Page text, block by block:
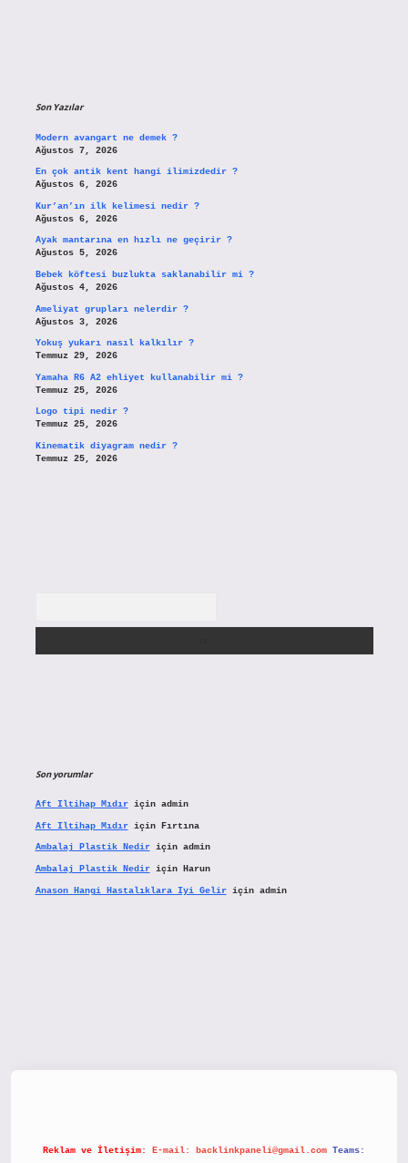
Son Yazılar
Modern avangart ne demek ?
Ağustos 7, 2026
En çok antik kent hangi ilimizdedir ?
Ağustos 6, 2026
Kur’an’ın ilk kelimesi nedir ?
Ağustos 6, 2026
Ayak mantarına en hızlı ne geçirir ?
Ağustos 5, 2026
Bebek köftesi buzlukta saklanabilir mi ?
Ağustos 4, 2026
Ameliyat grupları nelerdir ?
Ağustos 3, 2026
Yokuş yukarı nasıl kalkılır ?
Temmuz 29, 2026
Yamaha R6 A2 ehliyet kullanabilir mi ?
Temmuz 25, 2026
Logo tipi nedir ?
Temmuz 25, 2026
Kinematik diyagram nedir ?
Temmuz 25, 2026
Son yorumlar
Aft Iltihap Mıdıriçin admin
Aft Iltihap Mıdıriçin Fırtına
Ambalaj Plastik Nediriçin admin
Ambalaj Plastik Nediriçin Harun
Anason Hangi Hastalıklara Iyi Geliriçin admin
Reklam ve İletişim: E-mail: backlinkpaneli@gmail.com Teams: